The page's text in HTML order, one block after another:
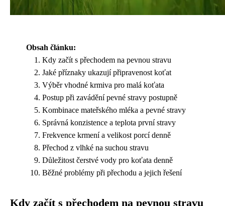
Obsah článku:
Kdy začít s přechodem na pevnou stravu
Jaké příznaky ukazují připravenost koťat
Výběr vhodné krmiva pro malá koťata
Postup při zavádění pevné stravy postupně
Kombinace mateřského mléka a pevné stravy
Správná konzistence a teplota první stravy
Frekvence krmení a velikost porcí denně
Přechod z vlhké na suchou stravu
Důležitost čerstvé vody pro koťata denně
Běžné problémy při přechodu a jejich řešení
Kdy začít s přechodem na pevnou stravu